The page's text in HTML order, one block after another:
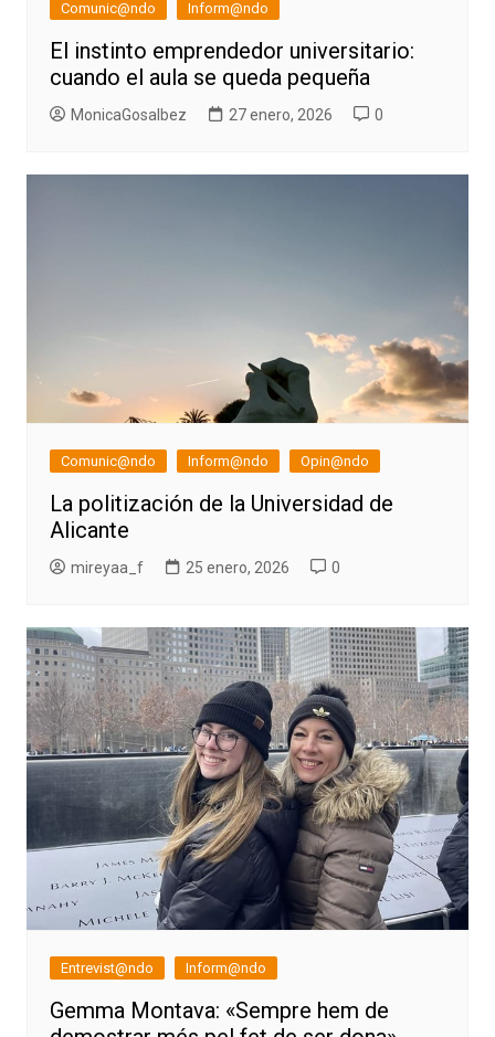
Comunic@ndo Inform@ndo
El instinto emprendedor universitario:
cuando el aula se queda pequeña
MonicaGosalbez 27 enero, 2026 0
Comunic@ndo Inform@ndo Opin@ndo
La politización de la Universidad de
Alicante
mireyaa_f 25 enero, 2026 0
Entrevist@ndo Inform@ndo
Gemma Montava: «Sempre hem de